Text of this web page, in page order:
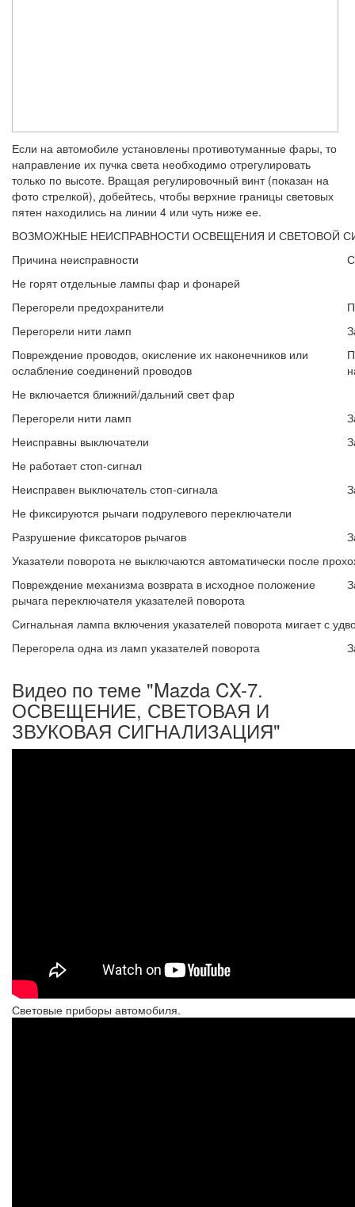
Если на автомобиле установлены проти­вотуманные фары, то
направление их пучка света необходимо отрегулировать
только по высоте. Вращая регулировочный винт (показан на
фото стрелкой), добейтесь, чтобы верхние границы световых
пятен на­ходились на линии 4 или чуть ниже ее.
ВОЗМОЖНЫЕ НЕИСПРАВНОСТИ ОСВЕЩЕНИЯ И СВЕТОВОЙ
Причина неисправности
Не горят отдельные лампы фар и фонарей
Перегорели предохранители
Перегорели нити ламп
Повреждение проводов, окисление их наконечников или
ослабление соединений проводов
Не включается ближний/дальний свет фар
Перегорели нити ламп
Неисправны выключатели
Не работает стоп-сигнал
Неисправен выключатель стоп-сигнала
Не фиксируются рычаги подрулевого переключатели
Разрушение фиксаторов рычагов
Указатели поворота не выключаются автоматически после
Повреждение механизма возврата в исходное положение
рычага переключателя указателей поворота
Сигнальная лампа включения указателей поворота мигает с
Перегорела одна из ламп указателей поворота
Видео по теме "Mazda CX-7.
ОСВЕЩЕНИЕ, СВЕТОВАЯ И
ЗВУКОВАЯ СИГНАЛИЗАЦИЯ"
Световые приборы автомобиля.